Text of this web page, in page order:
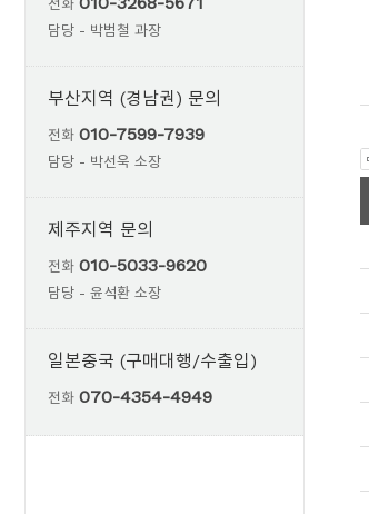
전화
담당 - 박범철 과장
부산지역 (경남권) 문의
전화 010-7599-7939
담당 - 박선욱 소장
제주지역 문의
전화 010-5033-9620
담당 - 윤석환 소장
일본중국 (구매대행/수출입)
전화 070-4354-4949